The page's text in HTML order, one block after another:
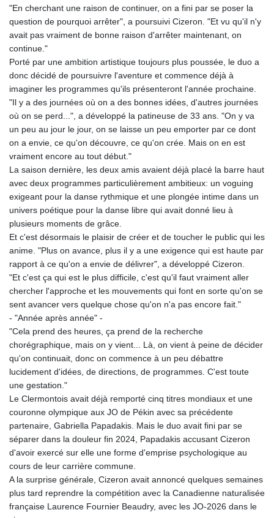
"En cherchant une raison de continuer, on a fini par se poser la
question de pourquoi arrêter", a poursuivi Cizeron. "Et vu qu'il n'y
avait pas vraiment de bonne raison d'arrêter maintenant, on
continue."
Porté par une ambition artistique toujours plus poussée, le duo a
donc décidé de poursuivre l'aventure et commence déjà à
imaginer les programmes qu'ils présenteront l'année prochaine.
"Il y a des journées où on a des bonnes idées, d'autres journées
où on se perd...", a développé la patineuse de 33 ans. "On y va
un peu au jour le jour, on se laisse un peu emporter par ce dont
on a envie, ce qu'on découvre, ce qu'on crée. Mais on en est
vraiment encore au tout début."
La saison dernière, les deux amis avaient déjà placé la barre haut
avec deux programmes particulièrement ambitieux: un voguing
exigeant pour la danse rythmique et une plongée intime dans un
univers poétique pour la danse libre qui avait donné lieu à
plusieurs moments de grâce.
Et c'est désormais le plaisir de créer et de toucher le public qui les
anime. "Plus on avance, plus il y a une exigence qui est haute par
rapport à ce qu'on a envie de délivrer", a développé Cizeron.
"Et c'est ça qui est le plus difficile, c'est qu'il faut vraiment aller
chercher l'approche et les mouvements qui font en sorte qu'on se
sent avancer vers quelque chose qu'on n'a pas encore fait."
- "Année après année" -
"Cela prend des heures, ça prend de la recherche
chorégraphique, mais on y vient... Là, on vient à peine de décider
qu'on continuait, donc on commence à un peu débattre
lucidement d'idées, de directions, de programmes. C'est toute
une gestation."
Le Clermontois avait déjà remporté cinq titres mondiaux et une
couronne olympique aux JO de Pékin avec sa précédente
partenaire, Gabriella Papadakis. Mais le duo avait fini par se
séparer dans la douleur fin 2024, Papadakis accusant Cizeron
d'avoir exercé sur elle une forme d'emprise psychologique au
cours de leur carrière commune.
A la surprise générale, Cizeron avait annoncé quelques semaines
plus tard reprendre la compétition avec la Canadienne naturalisée
française Laurence Fournier Beaudry, avec les JO-2026 dans le